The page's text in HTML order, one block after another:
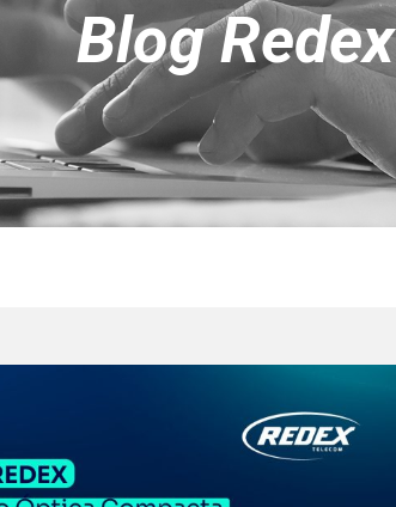
Blog Redex